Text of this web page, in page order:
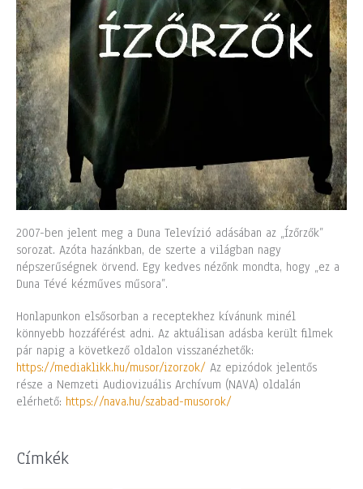
2007-ben jelent meg a Duna Televízió adásában az „Ízőrzők”
sorozat. Azóta hazánkban, de szerte a világban nagy
népszerűségnek örvend. Egy kedves nézőnk mondta, hogy „ez a
Duna Tévé kézműves műsora”.
Honlapunkon elsősorban a receptekhez kívánunk minél
könnyebb hozzáférést adni. Az aktuálisan adásba került filmek
pár napig a következő oldalon visszanézhetők:
https://mediaklikk.hu/musor/izorzok/ Az epizódok jelentős
része a Nemzeti Audiovizuális Archívum (NAVA) oldalán
elérhető: https://nava.hu/szabad-musorok/
Címkék